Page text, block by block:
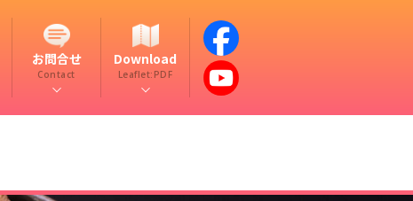
お問合せ
Contact
Download
Leaflet:PDF